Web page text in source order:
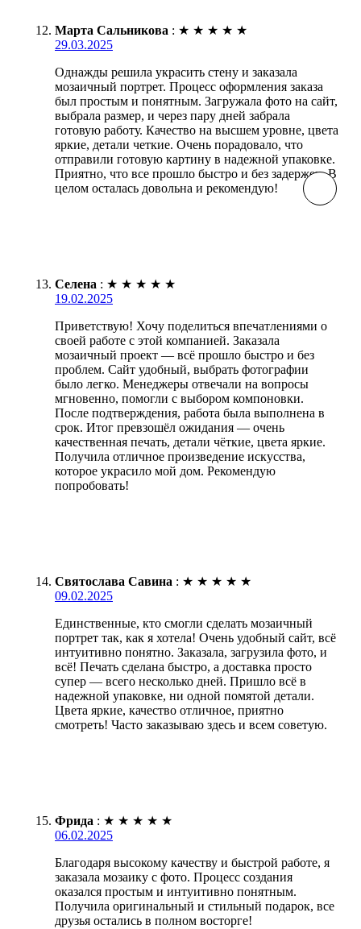
Марта Сальникова : ★ ★ ★ ★ ★
29.03.2025
Однажды решила украсить стену и заказала
мозаичный портрет. Процесс оформления заказа
был простым и понятным. Загружала фото на сайт,
выбрала размер, и через пару дней забрала
готовую работу. Качество на высшем уровне, цвета
яркие, детали четкие. Очень порадовало, что
отправили готовую картину в надежной упаковке.
Приятно, что все прошло быстро и без задержек. В
целом осталась довольна и рекомендую!
Селена : ★ ★ ★ ★ ★
19.02.2025
Приветствую! Хочу поделиться впечатлениями о
своей работе с этой компанией. Заказала
мозаичный проект — всё прошло быстро и без
проблем. Сайт удобный, выбрать фотографии
было легко. Менеджеры отвечали на вопросы
мгновенно, помогли с выбором компоновки.
После подтверждения, работа была выполнена в
срок. Итог превзошёл ожидания — очень
качественная печать, детали чёткие, цвета яркие.
Получила отличное произведение искусства,
которое украсило мой дом. Рекомендую
попробовать!
Святослава Савина : ★ ★ ★ ★ ★
09.02.2025
Единственные, кто смогли сделать мозаичный
портрет так, как я хотела! Очень удобный сайт, всё
интуитивно понятно. Заказала, загрузила фото, и
всё! Печать сделана быстро, а доставка просто
супер — всего несколько дней. Пришло всё в
надежной упаковке, ни одной помятой детали.
Цвета яркие, качество отличное, приятно
смотреть! Часто заказываю здесь и всем советую.
Фрида : ★ ★ ★ ★ ★
06.02.2025
Благодаря высокому качеству и быстрой работе, я
заказала мозаику с фото. Процесс создания
оказался простым и интуитивно понятным.
Получила оригинальный и стильный подарок, все
друзья остались в полном восторге!